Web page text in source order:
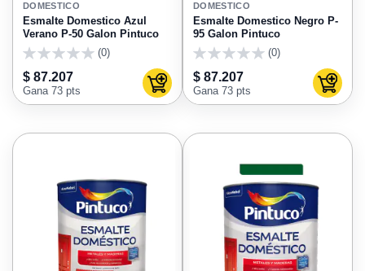
FAVORITOS
DOMESTICO
Esmalte Domestico Azul
Verano P-50 Galon Pintuco
(0)
$ 87.207
Gana 73 pts Agregar al carrito
DOMESTICO
Esmalte Domestico Negro P-
95 Galon Pintuco
(0)
$ 87.207
Gana 73 pts